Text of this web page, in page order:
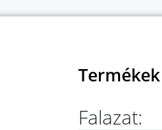
Termékek
Falazat: